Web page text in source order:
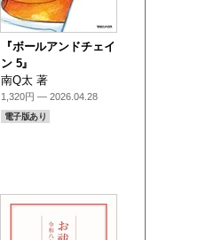
『ボールアンドチェイ
ン 5』
南Q太 著
1,320円 — 2026.04.28
電子版あり